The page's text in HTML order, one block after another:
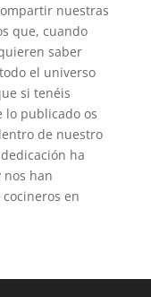
nuestras
que, cuando
saber
el universo
si tenéis
lo publicado os
de nuestro
ha
nos han
en